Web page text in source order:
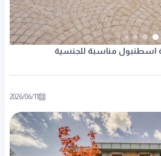
اسطنبول مناسبة للجنسية
2026/06/11